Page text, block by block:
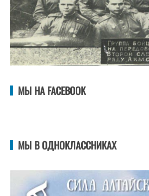
МЫ НА FACEBOOK
МЫ В ОДНОКЛАССНИКАХ